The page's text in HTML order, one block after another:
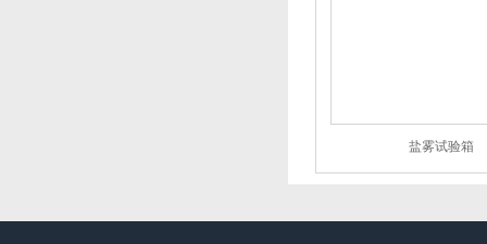
盐雾试验箱